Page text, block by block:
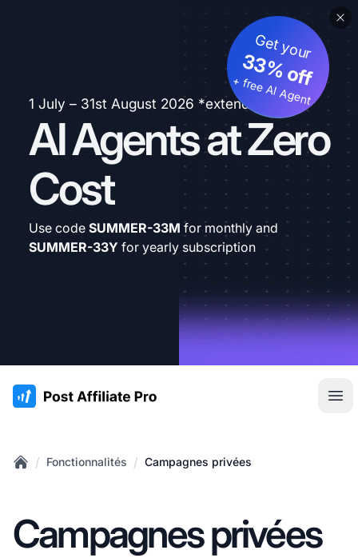
1 July – 31st August 2026 *extended
AI Agents at Zero
Cost
Get your
33% off
+ free AI Agent
Use code SUMMER-33M for monthly and
SUMMER-33Y for yearly subscription
:site.title
/ Fonctionnalités / Campagnes privées
Campagnes privées